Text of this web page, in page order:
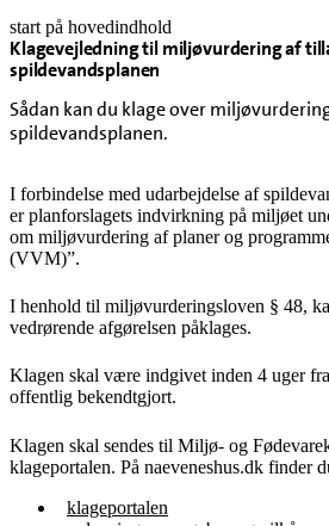
start på hovedindhold
Klagevejledning til miljøvurdering af
spildevandsplanen
Sådan kan du klage over
spildevandsplanen.
senest opdateret 18. februar 2026
I forbindelse med udarbejdelse af
er planforslagets indvirkning på miljøet
om miljøvurdering af planer og
(VVM)”.
I henhold til miljøvurderingsloven § 48,
vedrørende afgørelsen påklages.
Klagen skal være indgivet inden 4 uger
offentlig bekendtgjort.
Klagen skal sendes til Miljø- og
klageportalen. På naeveneshus.dk finder
klageportalen